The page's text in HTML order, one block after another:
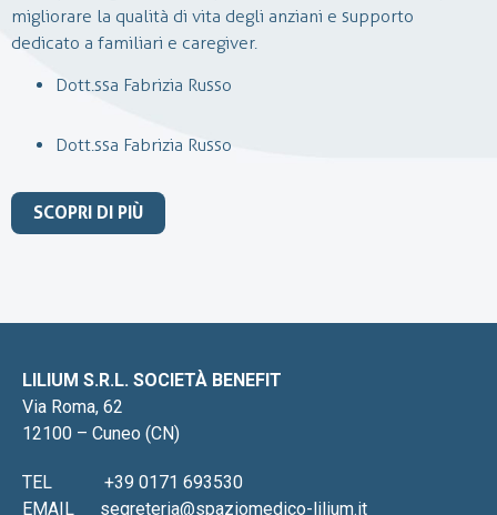
migliorare la qualità di vita degli anziani e supporto
dedicato a familiari e caregiver.
Dott.ssa Fabrizia Russo
Dott.ssa Fabrizia Russo
SCOPRI DI PIÙ
carcio del sistema nervoso centrale e periferico.
In Lilium, si effettuano visite ambulatoriali per condizioni
un’attenzione particolare all’uso di tecniche mininvasive e
LILIUM S.R.L. SOCIETÀ BENEFIT
Via Roma, 62
12100 – Cuneo (CN)
TEL
+39 0171 693530
EMAIL
segreteria@spaziomedico-lilium.it